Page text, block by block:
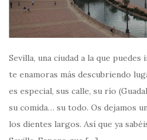
Sevilla, una ciudad a la que
te enamoras más descubriendo
es especial, sus calle, su río
su comida… su todo. Os dejamos
los dientes largos. Así que ya